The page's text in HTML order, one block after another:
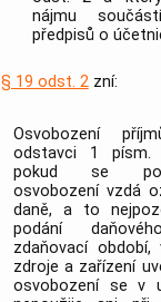
nájmu
předpisů o
§ 19 odst. 2zní:
Osvobození
odstavci 1 písm.
pokud se
osvobození vzdá
daně, a to
podání
zdaňovací
zdroje a zařízení
osvobození se v